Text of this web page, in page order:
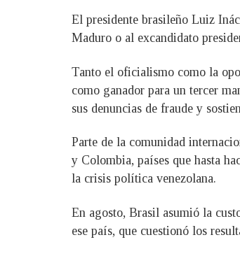
El presidente brasileño Luiz
Maduro o al excandidato
Tanto el oficialismo como la
como ganador para un tercer
sus denuncias de fraude y
Parte de la comunidad
y Colombia, países que hasta
la crisis política venezolana.
En agosto, Brasil asumió la
ese país, que cuestionó los